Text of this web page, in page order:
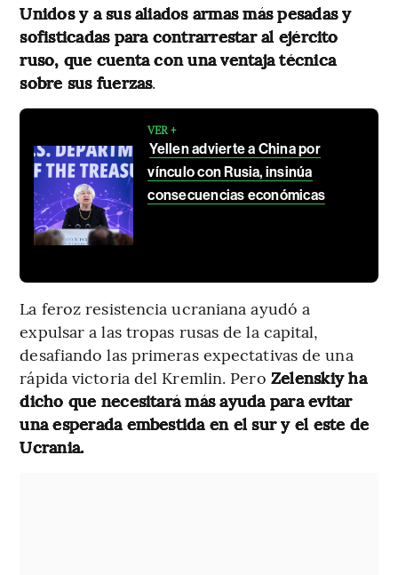
Unidos y a sus aliados armas más pesadas y
sofisticadas para contrarrestar al ejército
ruso, que cuenta con una ventaja técnica
sobre sus fuerzas.
VER +
Yellen advierte a China por
vínculo con Rusia, insinúa
consecuencias económicas
La feroz resistencia ucraniana ayudó a
expulsar a las tropas rusas de la capital,
desafiando las primeras expectativas de una
rápida victoria del Kremlin. Pero Zelenskiy ha
dicho que necesitará más ayuda para evitar
una esperada embestida en el sur y el este de
Ucrania.